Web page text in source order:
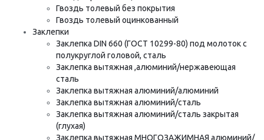
Гвоздь толевый без покрытия
Гвоздь толевый оцинкованный
Заклепки
Заклепка DIN 660 (ГОСТ 10299-80) под молоток с
полукруглой головой, сталь
Заклепка вытяжная ,алюминий/нержавеющая
сталь
Заклепка вытяжная алюминий/алюминий
Заклепка вытяжная алюминий/сталь
Заклепка вытяжная алюминий/сталь закрытая
(глухая)
Заклепка вытяжная МНОГОЗАЖИМНАЯ алюминий/